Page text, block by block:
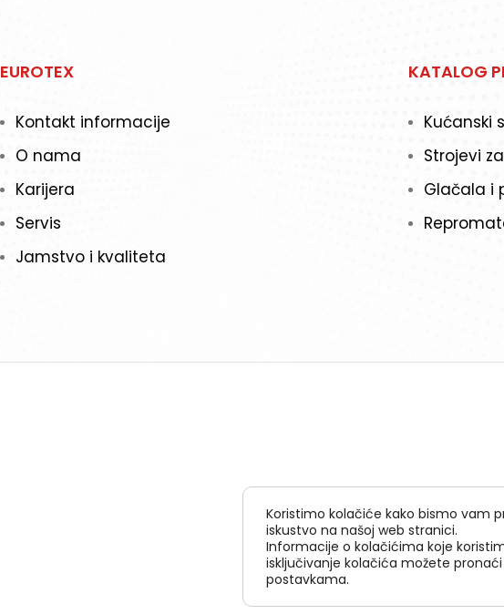
EUROTEX
Kontakt informacije
O nama
Karijera
Servis
Jamstvo i kvaliteta
KATALOG
Kućanski
Strojevi
Glačala i
Koristimo kolačiće kako bismo vam
iskustvo na našoj web stranici.
Informacije o kolačićima koje
isključivanje kolačića možete
postavkama.